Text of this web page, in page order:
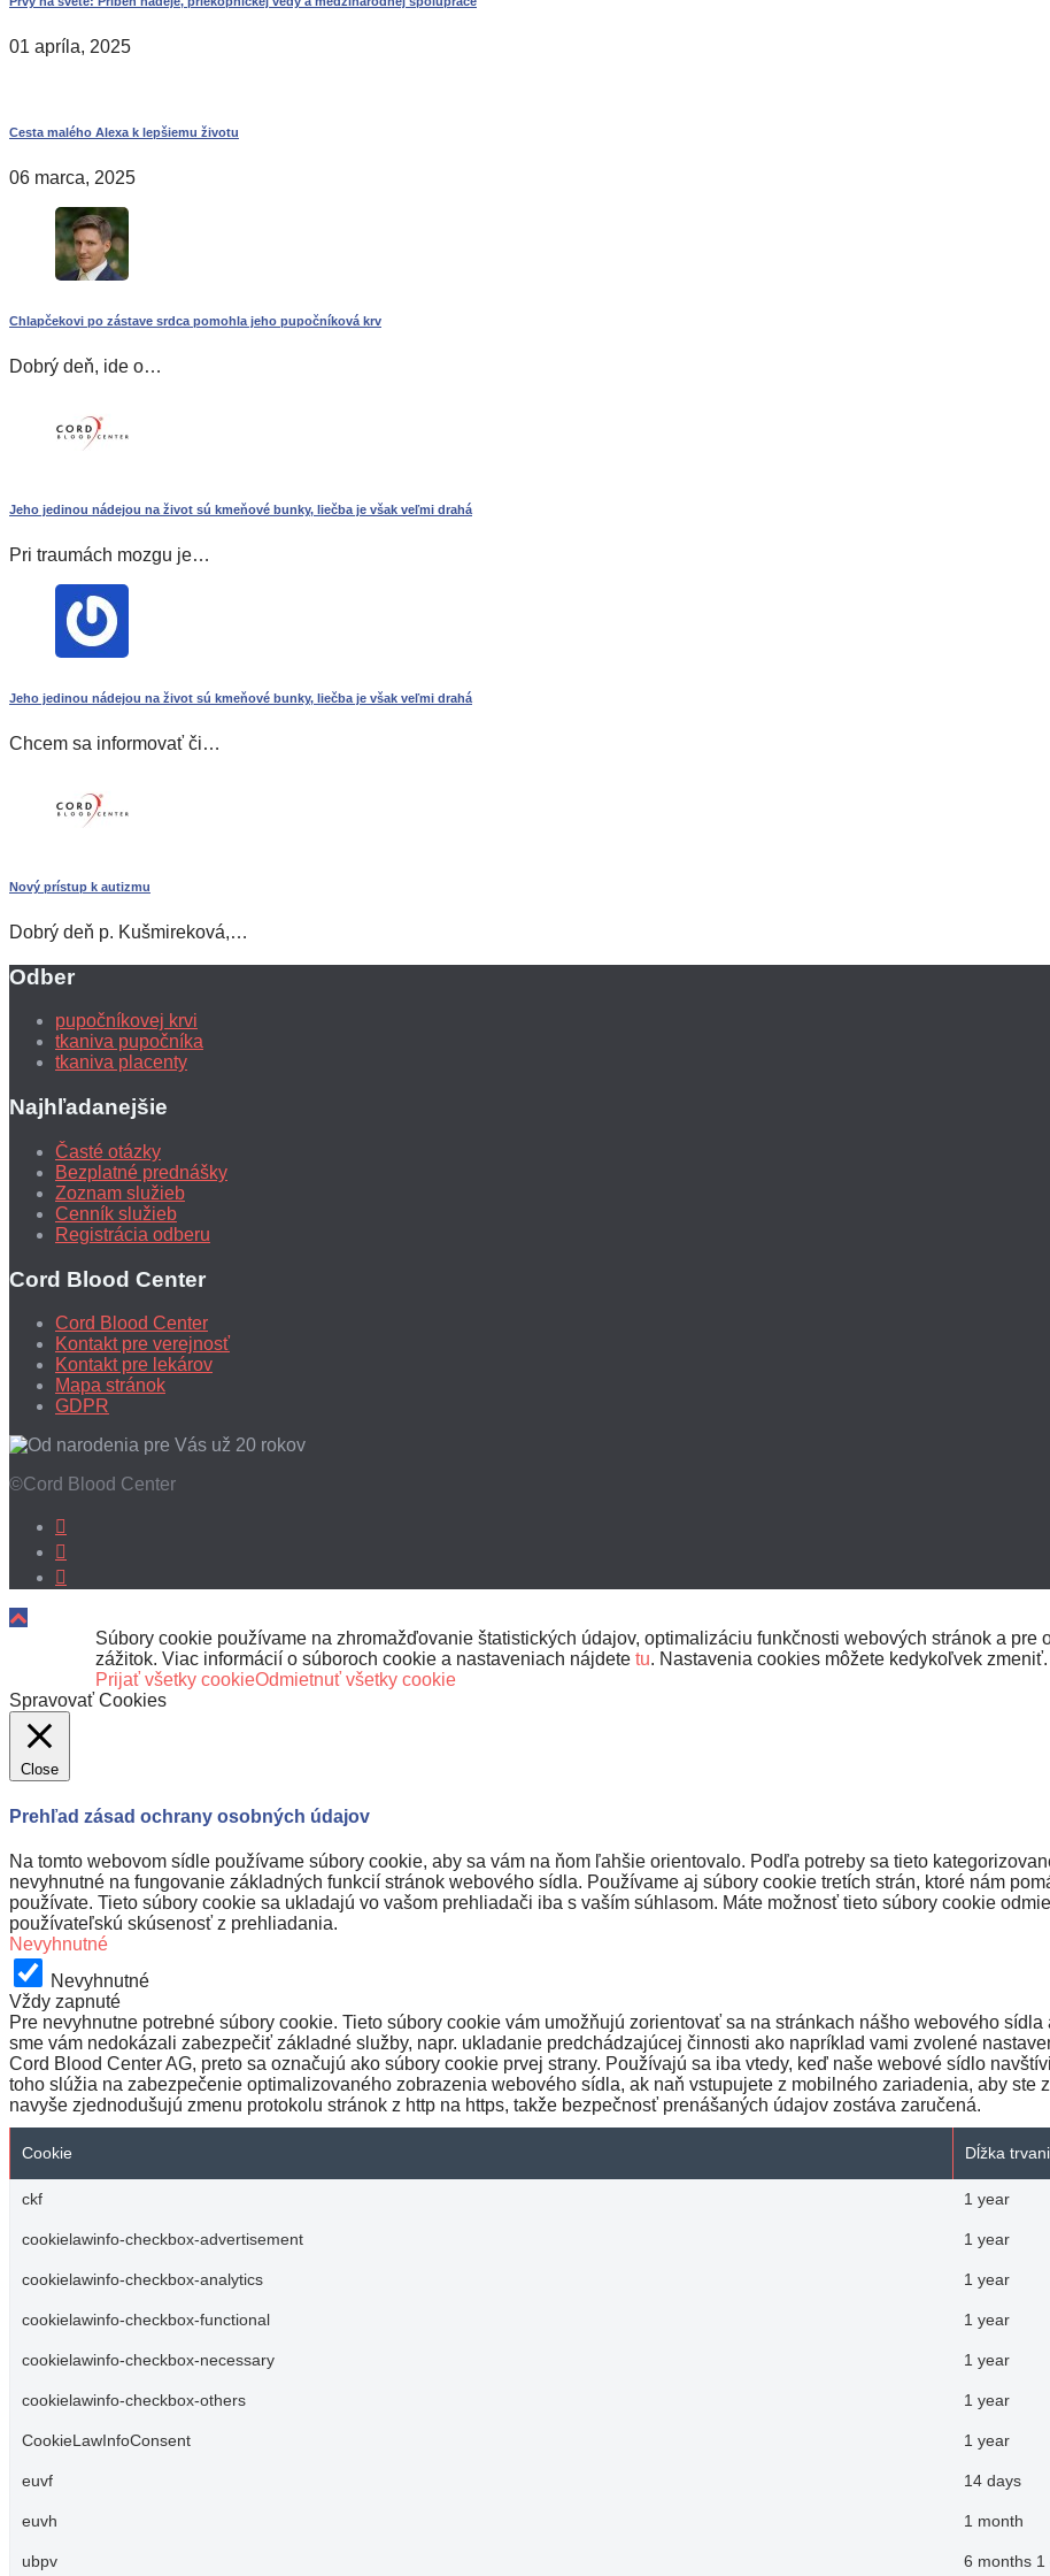
01 apríla, 2025
Cesta malého Alexa k lepšiemu životu
06 marca, 2025
Chlapčekovi po zástave srdca pomohla jeho pupočníková krv
Dobrý deň, ide o…
Jeho jedinou nádejou na život sú kmeňové bunky, liečba je však veľmi drahá
Pri traumách mozgu je…
Jeho jedinou nádejou na život sú kmeňové bunky, liečba je však veľmi drahá
Chcem sa informovať či…
Nový prístup k autizmu
Dobrý deň p. Kušmireková,…
Odber
pupočníkovej krvi
tkaniva pupočníka
tkaniva placenty
Najhľadanejšie
Časté otázky
Bezplatné prednášky
Zoznam služieb
Cenník služieb
Registrácia odberu
Cord Blood Center
Cord Blood Center
Kontakt pre verejnosť
Kontakt pre lekárov
Mapa stránok
GDPR
©Cord Blood Center
Súbory cookie používame na zhromažďovanie štatistických údajov, optimalizáciu funkčnosti webových stránok a
zážitok. Viac informácií o súboroch cookie a nastaveniach nájdete tu. Nastavenia cookies môžete kedykoľvek zmeniť.
Prijať všetky cookieOdmietnuť všetky cookie
Spravovať Cookies
Close
Prehľad zásad ochrany osobných údajov
Na tomto webovom sídle používame súbory cookie, aby sa vám na ňom ľahšie orientovalo. Podľa potreby sa tieto
nevyhnutné na fungovanie základných funkcií stránok webového sídla. Používame aj súbory cookie tretích strán, ktoré nám
používate. Tieto súbory cookie sa ukladajú vo vašom prehliadači iba s vaším súhlasom. Máte možnosť tieto súbory cookie
používateľskú skúsenosť z prehliadania.
Nevyhnutné
Nevyhnutné
Vždy zapnuté
Pre nevyhnutne potrebné súbory cookie. Tieto súbory cookie vám umožňujú zorientovať sa na stránkach nášho webového
sme vám nedokázali zabezpečiť základné služby, napr. ukladanie predchádzajúcej činnosti ako napríklad vami zvolené
Cord Blood Center AG, preto sa označujú ako súbory cookie prvej strany. Používajú sa iba vtedy, keď naše webové sídlo
toho slúžia na zabezpečenie optimalizovaného zobrazenia webového sídla, ak naň vstupujete z mobilného zariadenia, aby ste
navyše zjednodušujú zmenu protokolu stránok z http na https, takže bezpečnosť prenášaných údajov zostáva zaručená.
Cookie Dĺžka
ckf 1 year
cookielawinfo-checkbox-advertisement 1 year
cookielawinfo-checkbox-analytics 1 year
cookielawinfo-checkbox-functional 1 year
cookielawinfo-checkbox-necessary 1 year
cookielawinfo-checkbox-others 1 year
CookieLawInfoConsent 1 year
euvf 14 days
euvh 1 month
ubpv 6 months 1